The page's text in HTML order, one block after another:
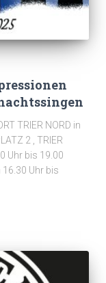
TRIER NORD in
2 , TRIER
Uhr bis 19.00
Uhr bis